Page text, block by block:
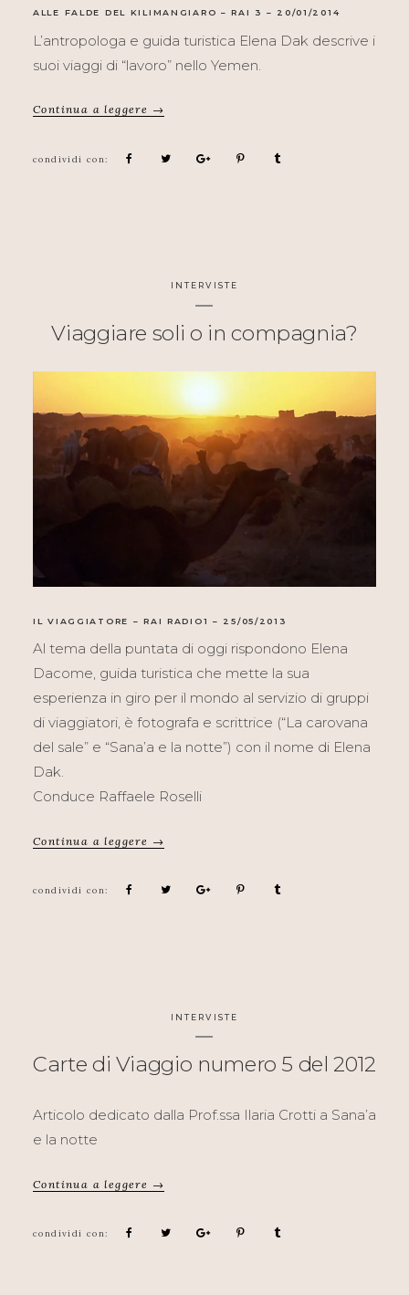
ALLE FALDE DEL KILIMANGIARO – RAI 3 – 20/01/2014
L’antropologa e guida turistica Elena Dak descrive i
suoi viaggi di “lavoro” nello Yemen.
Continua a leggere →
INTERVISTE
Viaggiare soli o in compagnia?
IL VIAGGIATORE – RAI RADIO1 – 25/05/2013
Al tema della puntata di oggi rispondono Elena
Dacome, guida turistica che mette la sua
esperienza in giro per il mondo al servizio di gruppi
di viaggiatori, è fotografa e scrittrice (“La carovana
del sale” e “Sana’a e la notte”) con il nome di Elena
Dak.
Conduce Raffaele Roselli
Continua a leggere →
INTERVISTE
Carte di Viaggio numero 5 del 2012
Articolo dedicato dalla Prof.ssa Ilaria Crotti a Sana’a
e la notte
Continua a leggere →